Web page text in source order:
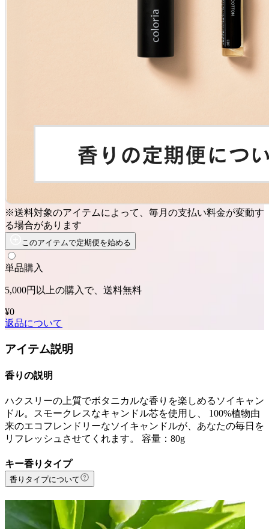
※送料対象のアイテムによって、毎月の支払い料金が変動す
る場合があります
このアイテムで定期便を始める
単品購入
5,000円以上の購入で、送料無料
¥0
返品について
アイテム説明
香りの説明
ハクスリーの上質でボタニカルな香りを楽しめるソイキャン
ドル。スモークレスなキャンドル芯を使用し、 100%植物由
来のエコフレンドリーなソイキャンドルが、あなたの毎日を
リフレッシュさせてくれます。 容量：80g
キー香りタイプ
香りタイプについて